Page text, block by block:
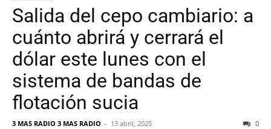
Salida del cepo cambiario: a
cuánto abrirá y cerrará el
dólar este lunes con el
sistema de bandas de
flotación sucia
3 MAS RADIO 3 MAS RADIO - 13 abril, 2025 0